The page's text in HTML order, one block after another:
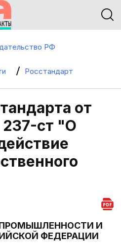
РФ
Росстандарт
от
237-ст "О
И
ФЕДЕРАЦИИ